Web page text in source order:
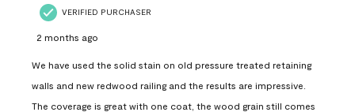
VERIFIED PURCHASER
2 months ago
We have used the solid stain on old pressure treated retaining
walls and new redwood railing and the results are impressive.
The coverage is great with one coat, the wood grain still comes